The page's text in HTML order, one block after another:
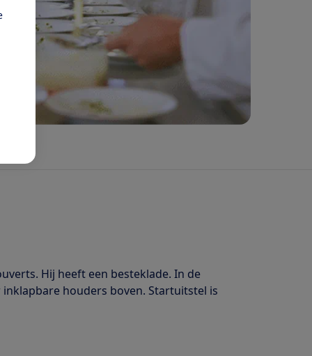
Hij heeft een besteklade. In de
houders boven. Startuitstel is